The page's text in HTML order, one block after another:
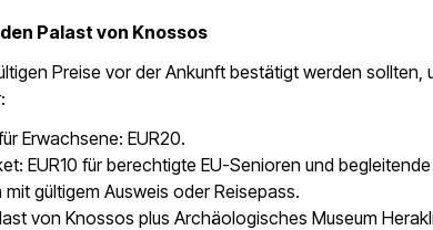
Palast von Knossos
Preise vor der Ankunft bestätigt werden sollten,
Erwachsene: EUR20.
EUR10 für berechtigte EU-Senioren und
gültigem Ausweis oder Reisepass.
von Knossos plus Archäologisches Museum